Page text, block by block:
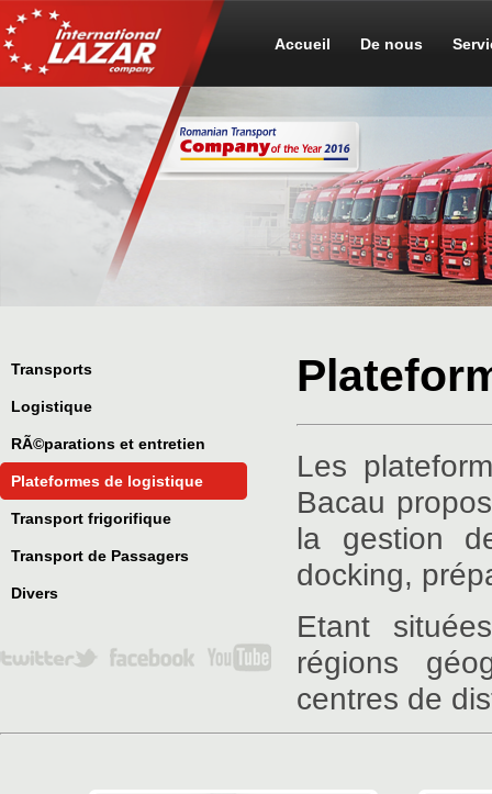
Accueil De nous
Transports
Logistique
RÃ©parations et entretien
Plateformes de logistique
Transport frigorifique
Transport de Passagers
Divers
Les
Bacau
la gestion
docking,
Etant
régions
centres de